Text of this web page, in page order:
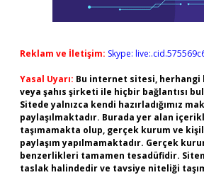
Reklam ve İletişim: Skype:
Yasal Uyarı: Bu internet sitesi, herhangi
veya şahıs şirketi ile hiçbir bağlantısı
Sitede yalnızca kendi hazırladığımız
paylaşılmaktadır. Burada yer alan
taşımamakta olup, gerçek kurum ve
paylaşım yapılmamaktadır. Gerçek
benzerlikleri tamamen tesadüfidir.
taslak halindedir ve tavsiye niteliği